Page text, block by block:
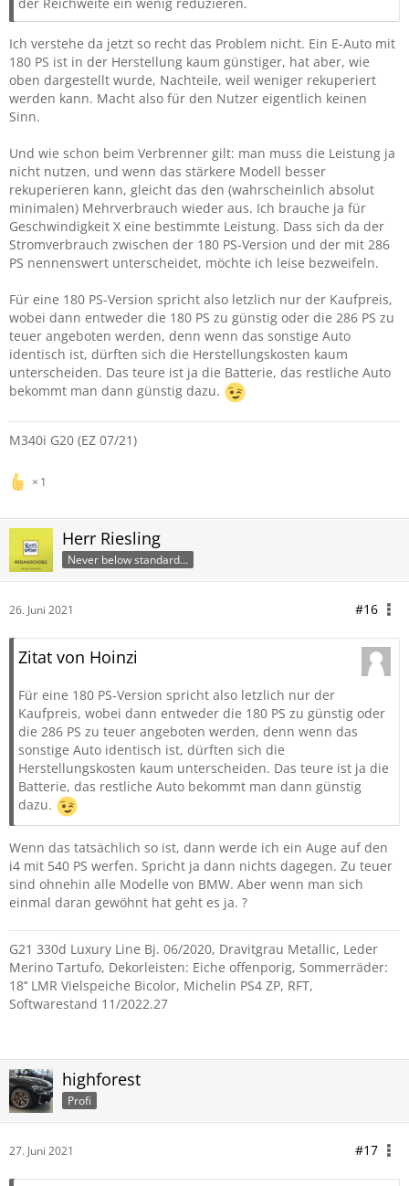
Ich verstehe da jetzt so recht das Problem nicht. Ein E-Auto mit
180 PS ist in der Herstellung kaum günstiger, hat aber, wie
oben dargestellt wurde, Nachteile, weil weniger rekuperiert
werden kann. Macht also für den Nutzer eigentlich keinen
Sinn.
Und wie schon beim Verbrenner gilt: man muss die Leistung ja
nicht nutzen, und wenn das stärkere Modell besser
rekuperieren kann, gleicht das den (wahrscheinlich absolut
minimalen) Mehrverbrauch wieder aus. Ich brauche ja für
Geschwindigkeit X eine bestimmte Leistung. Dass sich da der
Stromverbrauch zwischen der 180 PS-Version und der mit 286
PS nennenswert unterscheidet, möchte ich leise bezweifeln.
Für eine 180 PS-Version spricht also letzlich nur der Kaufpreis,
wobei dann entweder die 180 PS zu günstig oder die 286 PS zu
teuer angeboten werden, denn wenn das sonstige Auto
identisch ist, dürften sich die Herstellungskosten kaum
unterscheiden. Das teure ist ja die Batterie, das restliche Auto
bekommt man dann günstig dazu.
M340i G20 (EZ 07/21)
1
Herr Riesling
Never below standard…
26. Juni 2021 #16
Zitat von Hoinzi
Für eine 180 PS-Version spricht also letzlich nur der
Kaufpreis, wobei dann entweder die 180 PS zu günstig oder
die 286 PS zu teuer angeboten werden, denn wenn das
sonstige Auto identisch ist, dürften sich die
Herstellungskosten kaum unterscheiden. Das teure ist ja die
Batterie, das restliche Auto bekommt man dann günstig
dazu.
Wenn das tatsächlich so ist, dann werde ich ein Auge auf den
i4 mit 540 PS werfen. Spricht ja dann nichts dagegen. Zu teuer
sind ohnehin alle Modelle von BMW. Aber wenn man sich
einmal daran gewöhnt hat geht es ja. ?
G21 330d Luxury Line Bj. 06/2020, Dravitgrau Metallic, Leder
Merino Tartufo, Dekorleisten: Eiche offenporig, Sommerräder:
18’‘ LMR Vielspeiche Bicolor, Michelin PS4 ZP, RFT,
Softwarestand 11/2022.27
highforest
Profi
27. Juni 2021 #17